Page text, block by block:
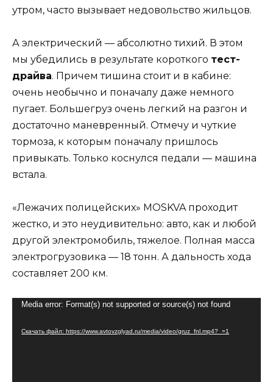
утром, часто вызывает недовольство жильцов.
А электрический — абсолютно тихий. В этом
мы убедились в результате короткого тест-
драйва. Причем тишина стоит и в кабине:
очень необычно и поначалу даже немного
пугает. Большегруз очень легкий на разгон и
достаточно маневренный. Отмечу и чуткие
тормоза, к которым поначалу пришлось
привыкать. Только коснулся педали — машина
встала.
«Лежачих полицейских» MOSKVA проходит
жестко, и это неудивительно: авто, как и любой
другой электромобиль, тяжелое. Полная масса
электрогрузовика — 18 тонн. А дальность хода
составляет 200 км.
Видеоплеер
Media error: Format(s) not supported or source(s) not found
Скачать файл: https://www.avtovzglyad.ru/media/video/gruz_fnl.mp4?_=1